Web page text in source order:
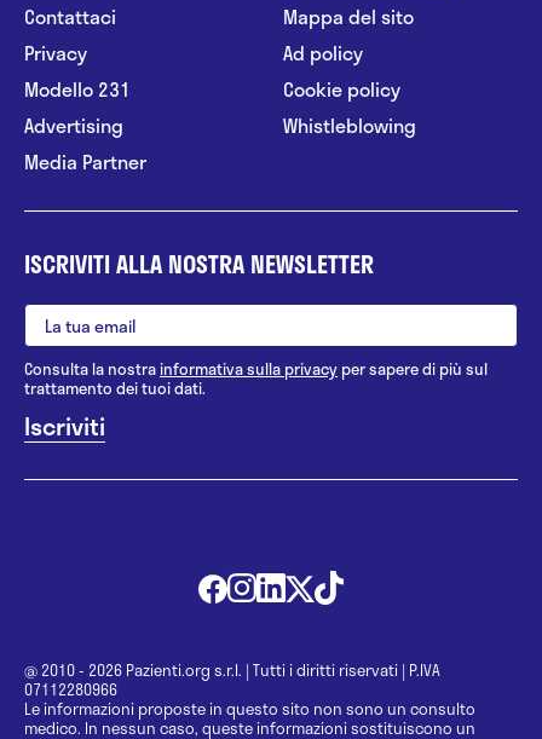
Contattaci
Privacy
Modello 231
Advertising
Media Partner
Mappa del sito
Ad policy
Cookie policy
Whistleblowing
ISCRIVITI ALLA NOSTRA NEWSLETTER
Consulta la nostrainformativa sulla privacy per sapere di più sul
trattamento dei tuoi dati.
@ 2010 - 2026 Pazienti.org s.r.l. | Tutti i diritti riservati | P.IVA
07112280966
Le informazioni proposte in questo sito non sono un consulto
medico. In nessun caso, queste informazioni sostituiscono un